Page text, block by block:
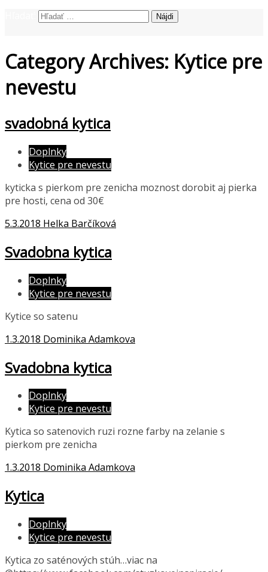
Category Archives: Kytice pre
nevestu
svadobná kytica
Doplnky
Kytice pre nevestu
kyticka s pierkom pre zenicha moznost dorobit aj pierka
pre hosti, cena od 30€
5.3.2018 Helka Barčíková
Svadobna kytica
Doplnky
Kytice pre nevestu
Kytice so satenu
1.3.2018 Dominika Adamkova
Svadobna kytica
Doplnky
Kytice pre nevestu
Kytica so satenovich ruzi rozne farby na zelanie s
pierkom pre zenicha
1.3.2018 Dominika Adamkova
Kytica
Doplnky
Kytice pre nevestu
Kytica zo saténových stúh…viac na